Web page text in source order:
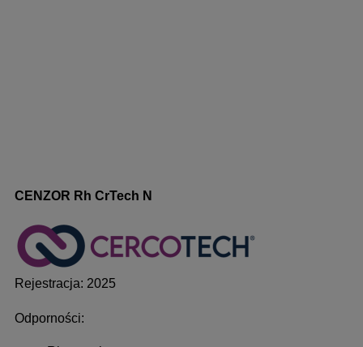
CENZOR Rh CrTech N
Rejestracja: 2025
Odporności: